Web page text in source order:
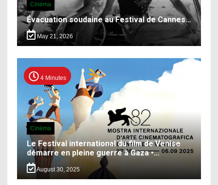
Cinéma
Évacuation soudaine au Festival de Cannes…
May 21, 2026
4 Minutes
Cinéma
Le Festival international du film de Venise
démarre en pleine guerre à Gaza •…
August 30, 2025